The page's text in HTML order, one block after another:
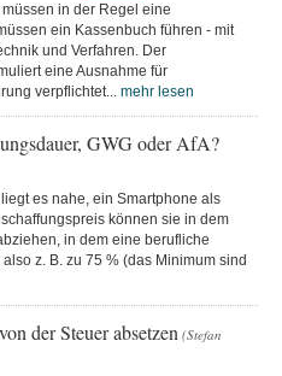
in der Regel eine
ein Kassenbuch führen - mit
und Verfahren. Der
eine Ausnahme für
verpflichtet... mehr lesen
GWG oder AfA?
es nahe, ein Smartphone als
können sie in dem
in dem eine berufliche
z. B. zu 75 % (das Minimum sind
der Steuer absetzen (Stefan